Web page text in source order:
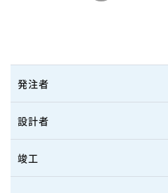
発注者
設計者
竣工